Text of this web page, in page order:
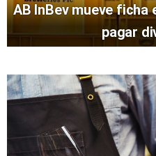
AB InBev mueve ficha
pagar